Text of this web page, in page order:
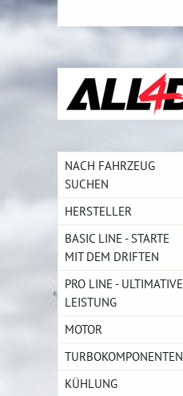
NACH FAHRZEUG
SUCHEN
HERSTELLER
BASIC LINE - STARTE
MIT DEM DRIFTEN
PRO LINE - ULTIMATIVE
LEISTUNG
MOTOR
TURBOKOMPONENTEN
KÜHLUNG